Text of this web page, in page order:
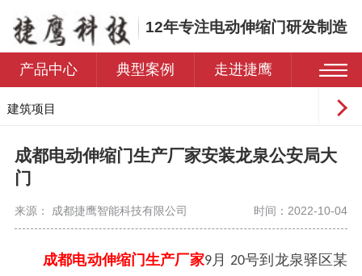
12年专注电动伸缩门研发制造
产品中心 典型案例 走进捷鹰
建筑项目
学校
成都电动伸缩门生产厂家安装龙泉公安局大
门
来源： 成都捷鹰智能科技有限公司 时间：2022-10-04
成都电动伸缩门生产厂家9月 20号到龙泉驿区某